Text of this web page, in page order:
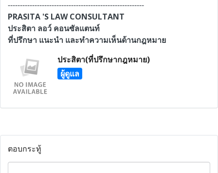
--------------------------------------------------------
PRASITA 'S LAW CONSULTANT
ประสิตา ลอว์ คอนซัลแตนท์
ที่ปรึกษา แนะนำ และทำความเห็นด้านกฎหมาย
ประสิตา(ที่ปรึกษากฎหมาย)
ผู้ดูแล
ตอบกระทู้